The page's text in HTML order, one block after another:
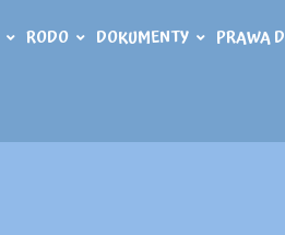
RODO DOKUMENTY PRAWA